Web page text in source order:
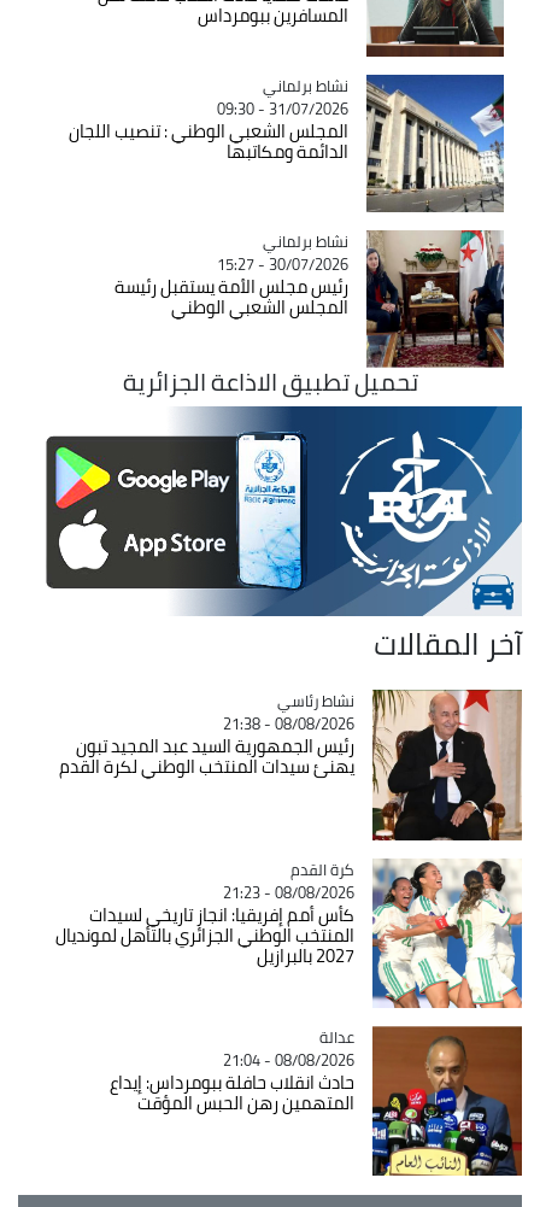
المسافرين ببومرداس
Catégorie
نشاط برلماني
31/07/2026 - 09:30
المجلس الشعبي الوطني : تنصيب اللجان
الدائمة ومكاتبها
Catégorie
نشاط برلماني
30/07/2026 - 15:27
رئيس مجلس الأمة يستقبل رئيسة
المجلس الشعبي الوطني
تحميل تطبيق الاذاعة الجزائرية
آخر المقالات
Catégorie
نشاط رئاسي
08/08/2026 - 21:38
رئيس الجمهورية السيد عبد المجيد تبون
يهنئ سيدات المنتخب الوطني لكرة القدم
Catégorie
كرة القدم
08/08/2026 - 21:23
كأس أمم إفريقيا: انجاز تاريخي لسيدات
المنتخب الوطني الجزائري بالتأهل لمونديال
2027 بالبرازيل
Catégorie
عدالة
08/08/2026 - 21:04
حادث انقلاب حافلة ببومرداس: إيداع
المتهمين رهن الحبس المؤقت